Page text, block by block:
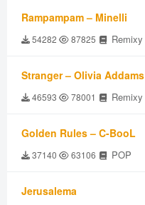
Rampampam – Minelli
54282 87825 Remixy
Stranger – Olivia Addams
46593 78001 Remixy
Golden Rules – C-BooL
37140 63106 POP
Jerusalema